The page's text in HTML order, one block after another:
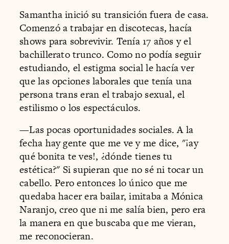
Samantha inició su transición fuera de casa.
Comenzó a trabajar en discotecas, hacía
shows para sobrevivir. Tenía 17 años y el
bachillerato trunco. Como no podía seguir
estudiando, el estigma social le hacía ver
que las opciones laborales que tenía una
persona trans eran el trabajo sexual, el
estilismo o los espectáculos.
—Las pocas oportunidades sociales. A la
fecha hay gente que me ve y me dice, "¡ay
qué bonita te ves!, ¿dónde tienes tu
estética?" Si supieran que no sé ni tocar un
cabello. Pero entonces lo único que me
quedaba hacer era bailar, imitaba a Mónica
Naranjo, creo que ni me salía bien, pero era
la manera en que buscaba que me vieran,
me reconocieran.